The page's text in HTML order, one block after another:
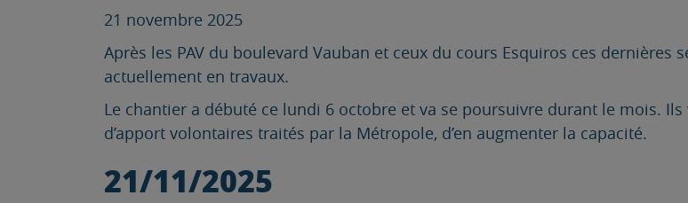
21 novembre 2025
Après les PAV du boulevard Vauban et ceux du cours Esquiros ces dernières
actuellement en travaux.
Le chantier a débuté ce lundi 6 octobre et va se poursuivre durant le mois.
d’apport volontaires traités par la Métropole, d’en augmenter la capacité.
21/11/2025